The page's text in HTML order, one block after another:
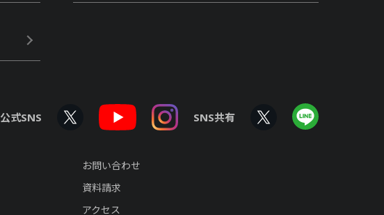
お問い合わせ
資料請求
アクセス
公式SNS SNS共有